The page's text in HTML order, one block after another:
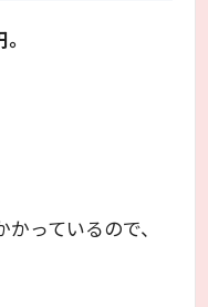
っているので、